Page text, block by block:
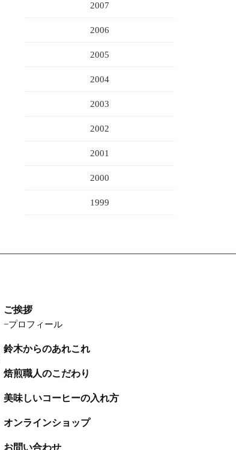
2007
2006
2005
2004
2003
2002
2001
2000
1999
ご挨拶
プロフィール
鈴木からのあれこれ
焙煎職人のこだわり
美味しいコーヒーの入れ方
オンラインショップ
お問い合わせ